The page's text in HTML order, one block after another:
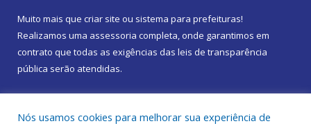
Muito mais que criar site ou sistema para prefeituras!
Realizamos uma assessoria completa, onde garantimos em
contrato que todas as exigências das leis de transparência
pública serão atendidas.
Nós usamos cookies para melhorar sua experiência de